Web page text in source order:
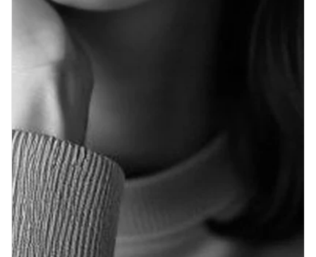
Стоимость услуг:
Принимает сертификаты
Применить